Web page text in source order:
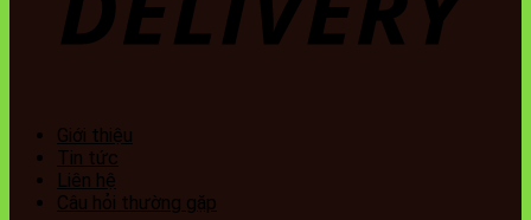
Giới thiệu
Tin tức
Liên hệ
Câu hỏi thường gặp